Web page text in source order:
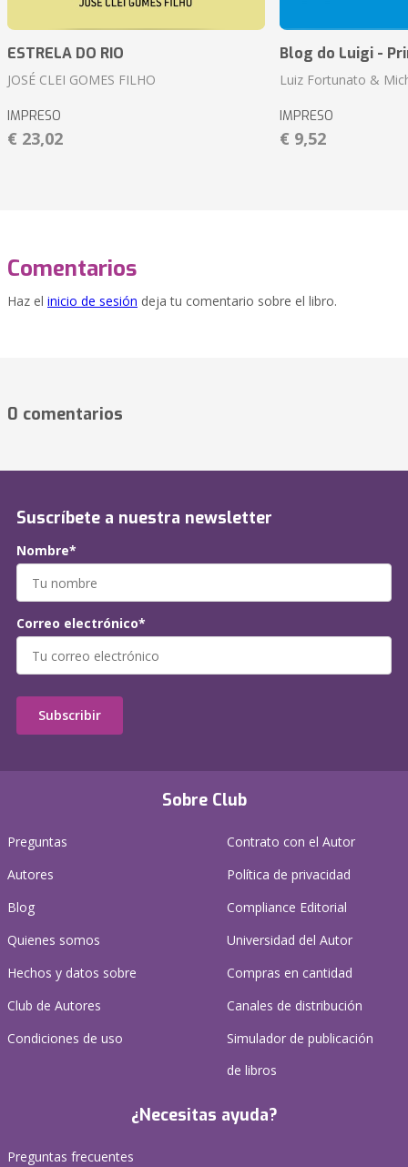
ESTRELA DO RIO
JOSÉ CLEI GOMES FILHO
IMPRESO
€ 23,02
Blog do Luigi -
Luiz Fortunato &
IMPRESO
€ 9,52
Comentarios
Haz el inicio de sesión deja tu comentario sobre el libro.
0 comentarios
Sobre Club
Preguntas
Autores
Blog
Quienes somos
Hechos y datos sobre
Club de Autores
Condiciones de uso
Contrato con el Autor
Política de privacidad
Compliance Editorial
Universidad del Autor
Compras en cantidad
Canales de distribución
Simulador de publicación
de libros
¿Necesitas ayuda?
Preguntas frecuentes
Suscríbete a nuestra newsletter
Nombre*
Correo electrónico*
Subscribir